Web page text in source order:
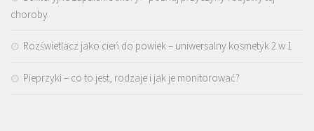
choroby
Rozświetlacz jako cień do powiek – uniwersalny kosmetyk 2 w 1
Pieprzyki – co to jest, rodzaje i jak je monitorować?